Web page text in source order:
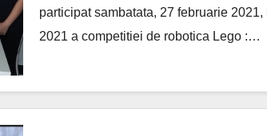
participat sambatata, 27 februarie 2021,
2021 a competitiei de robotica Lego :…